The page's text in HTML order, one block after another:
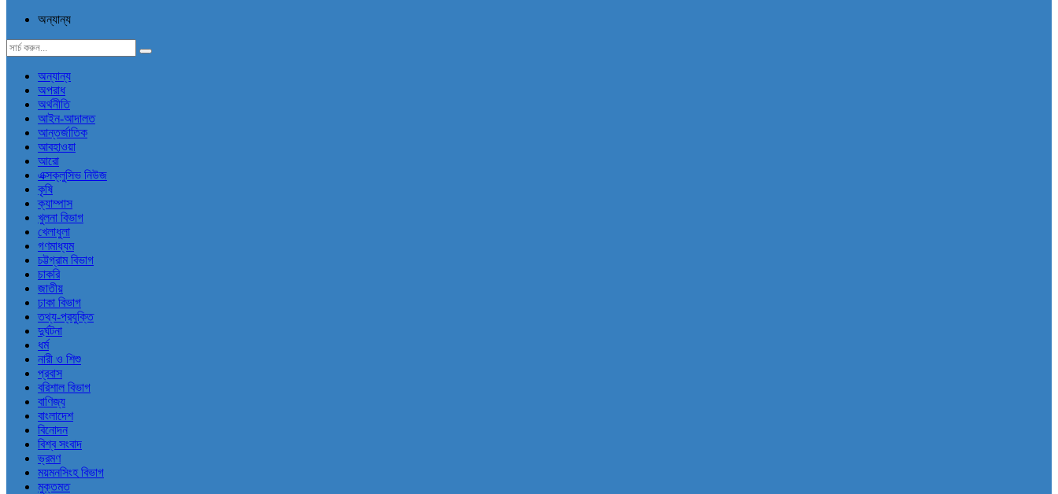
অন্যান্য
অন্যান্য
অপরাধ
অর্থনীতি
আইন-আদালত
আন্তর্জাতিক
আবহাওয়া
আরো
এক্সক্লুসিভ নিউজ
কৃষি
ক্যাম্পাস
খুলনা বিভাগ
খেলাধুলা
গণমাধ্যম
চট্টগ্রাম বিভাগ
চাকরি
জাতীয়
ঢাকা বিভাগ
তথ্য-প্রযুক্তি
দুর্ঘটনা
ধর্ম
নারী ও শিশু
প্রবাস
বরিশাল বিভাগ
বাণিজ্য
বাংলাদেশ
বিনোদন
বিশ্ব সংবাদ
ভ্রমণ
ময়মনসিংহ বিভাগ
মুক্তমত